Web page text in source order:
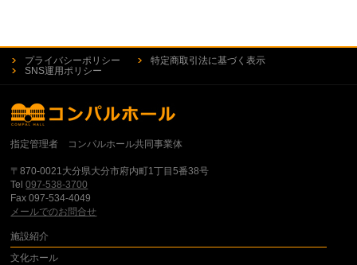
プライバシーポリシー
特定商取引法に基づく表示
SNS運用ポリシー
指定管理者 コンパルホール共同事業体
〒870-0021大分県大分市府内町1丁目5番38号
Tel097-538-3700
Fax 097-534-4049
メールでのお問合せ
施設紹介
文化ホール